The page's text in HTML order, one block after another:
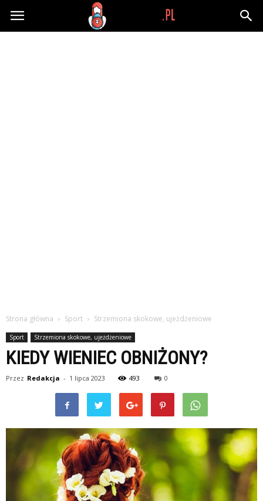
Wypaplani.pl
Strona główna Sport Strzemiona skokowe, ujeżdżeniowe
Sport Strzemiona skokowe, ujeżdżeniowe
KIEDY WIENIEC OBNIŻONY?
Przez Redakcja - 1 lipca 2023 493 0